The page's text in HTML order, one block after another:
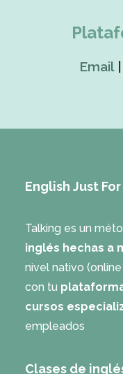
Email|
English Just For
Talking es un
inglés hechas a
nivel nativo
con tu
cursos
empleados
Clases de